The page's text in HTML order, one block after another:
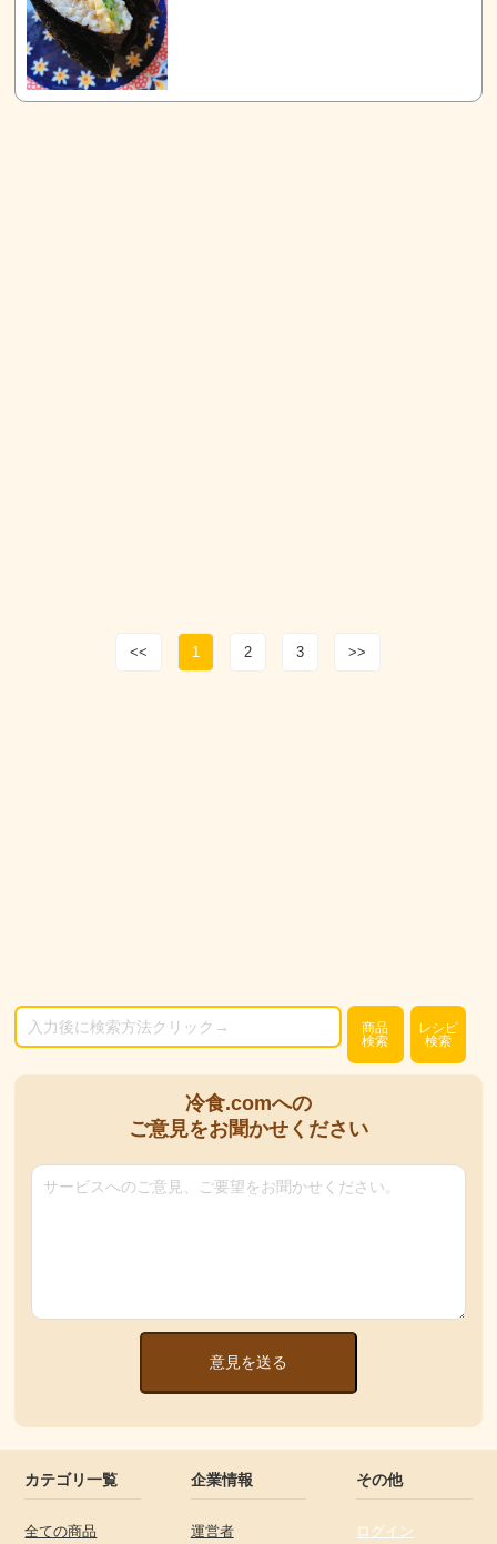
<< 1 2 3 >>
商品
検索
レシピ
検索
冷食.comへの
ご意見をお聞かせください
意見を送る
カテゴリ一覧
全ての商品
企業情報
運営者
その他
ログイン